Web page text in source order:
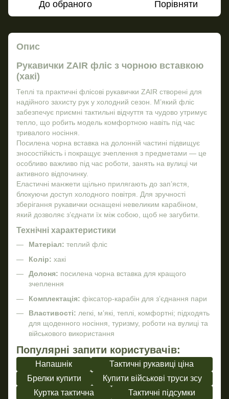
До обраного Порівняти
Опис
Рукавички ZAIR фліс з чорною вставкою
(хакі)
Теплі та практичні флісові рукавички ZAIR створені для
надійного захисту рук у холодний сезон. М’який фліс
забезпечує приємні тактильні відчуття та чудово утримує
тепло, що робить модель комфортною навіть під час
тривалого носіння.
Посилена чорна вставка на долонній частині підвищує
зносостійкість і покращує зчеплення з предметами — це
особливо важливо під час роботи, занять на вулиці чи
активного відпочинку.
Еластичні манжети щільно прилягають до зап’ястя,
блокуючи доступ холодного повітря. Для зручності
зберігання рукавички оснащені невеликим карабіном,
який дозволяє з’єднати їх між собою, щоб не загубити.
Технічні характеристики
Матеріал: теплий фліс
Колір: хакі
Долоня: посилена чорна вставка для кращого
зчеплення
Комплектація: фіксатор-карабін для з’єднання пари
Властивості: легкі, м’які, теплі, комфортні; підходять
для щоденного носіння, туризму, роботи на вулиці та
військового використання
Популярні запити користувачів:
Напашнік
Тактичні рукавиці ціна
Брелки купити
Купити військові труси зсу
Куртка тактична
Тактичні підсумки